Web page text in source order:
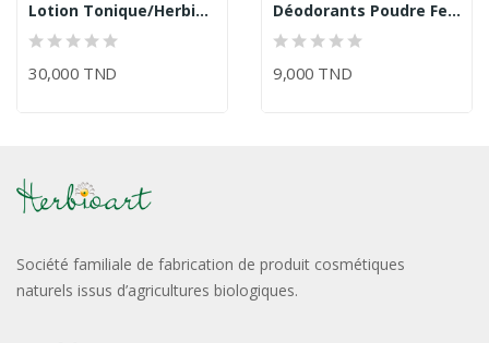
Lotion Tonique/Herbioart
30,000 TND
Déodorants Poudre Fell/Herbioart
9,000 TND
Société familiale de fabrication de produit cosmétiques
naturels issus d’agricultures biologiques.